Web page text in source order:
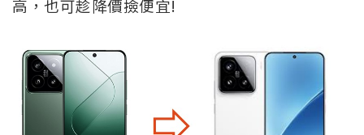
高，也可趁降價撿便宜!